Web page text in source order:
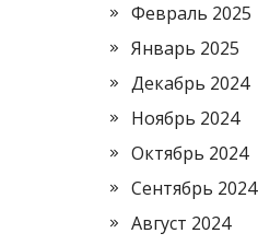
Февраль 2025
Январь 2025
Декабрь 2024
Ноябрь 2024
Октябрь 2024
Сентябрь 2024
Август 2024